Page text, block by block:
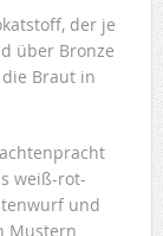
der je
über Bronze
Braut in
weiß-rot-
und
Mustern